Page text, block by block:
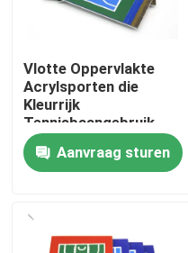
Huis
Vlotte Oppervlakte
Acrylsporten die
Kleurrijk
Tennisbaangebruik
vloeren
Aanvraag sturen